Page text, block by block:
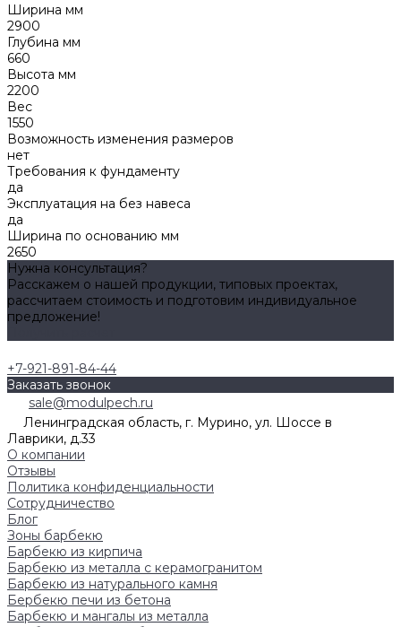
Ширина мм
2900
Глубина мм
660
Высота мм
2200
Вес
1550
Возможность изменения размеров
нет
Требования к фундаменту
да
Эксплуатация на без навеса
да
Ширина по основанию мм
2650
Нужна консультация?
Расскажем о нашей продукции, типовых проектах,
рассчитаем стоимость и подготовим индивидуальное
предложение!
+7-921-891-84-44
Заказать звонок
sale@modulpech.ru
Ленинградская область, г. Мурино, ул. Шоссе в
Лаврики, д.33
О компании
Отзывы
Политика конфиденциальности
Сотрудничество
Блог
Зоны барбекю
Барбекю из кирпича
Барбекю из металла с керамогранитом
Барбекю из натурального камня
Бербекю печи из бетона
Барбекю и мангалы из металла